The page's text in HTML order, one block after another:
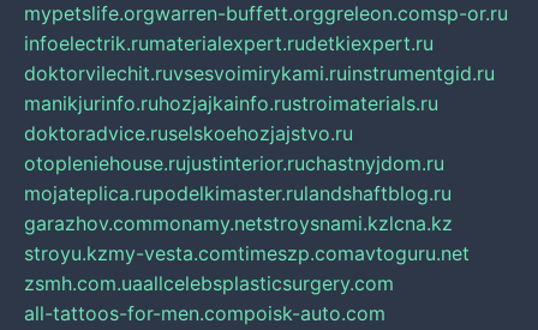
mypetslife.orgwarren-buffett.orggreleon.comsp-or.ru
infoelectrik.rumaterialexpert.rudetkiexpert.ru
doktorvilechit.ruvsesvoimirykami.ruinstrumentgid.ru
manikjurinfo.ruhozjajkainfo.rustroimaterials.ru
doktoradvice.ruselskoehozjajstvo.ru
otopleniehouse.rujustinterior.ruchastnyjdom.ru
mojateplica.rupodelkimaster.rulandshaftblog.ru
garazhov.commonamy.netstroysnami.kzlcna.kz
stroyu.kzmy-vesta.comtimeszp.comavtoguru.net
zsmh.com.uaallcelebsplasticsurgery.com
all-tattoos-for-men.compoisk-auto.com